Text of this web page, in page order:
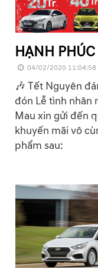
HẠNH
04/02/2020 11:04:58
🎶 Tết Nguyên
đón Lễ tình nhân
Mau xin gửi đến
khuyến mãi vô
phẩm sau: